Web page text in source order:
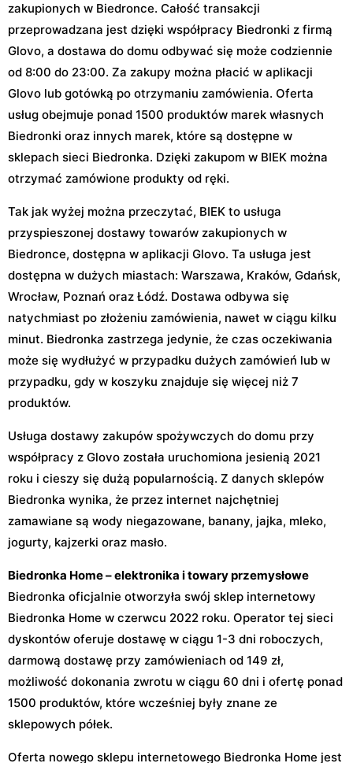
zakupionych w Biedronce. Całość transakcji
przeprowadzana jest dzięki współpracy Biedronki z firmą
Glovo, a dostawa do domu odbywać się może codziennie
od 8:00 do 23:00. Za zakupy można płacić w aplikacji
Glovo lub gotówką po otrzymaniu zamówienia. Oferta
usług obejmuje ponad 1500 produktów marek własnych
Biedronki oraz innych marek, które są dostępne w
sklepach sieci Biedronka. Dzięki zakupom w BIEK można
otrzymać zamówione produkty od ręki.
Tak jak wyżej można przeczytać, BIEK to usługa
przyspieszonej dostawy towarów zakupionych w
Biedronce, dostępna w aplikacji Glovo. Ta usługa jest
dostępna w dużych miastach: Warszawa, Kraków, Gdańsk,
Wrocław, Poznań oraz Łódź. Dostawa odbywa się
natychmiast po złożeniu zamówienia, nawet w ciągu kilku
minut. Biedronka zastrzega jedynie, że czas oczekiwania
może się wydłużyć w przypadku dużych zamówień lub w
przypadku, gdy w koszyku znajduje się więcej niż 7
produktów.
Usługa dostawy zakupów spożywczych do domu przy
współpracy z Glovo została uruchomiona jesienią 2021
roku i cieszy się dużą popularnością. Z danych sklepów
Biedronka wynika, że przez internet najchętniej
zamawiane są wody niegazowane, banany, jajka, mleko,
jogurty, kajzerki oraz masło.
Biedronka Home – elektronika i towary przemysłowe
Biedronka oficjalnie otworzyła swój sklep internetowy
Biedronka Home w czerwcu 2022 roku. Operator tej sieci
dyskontów oferuje dostawę w ciągu 1-3 dni roboczych,
darmową dostawę przy zamówieniach od 149 zł,
możliwość dokonania zwrotu w ciągu 60 dni i ofertę ponad
1500 produktów, które wcześniej były znane ze
sklepowych półek.
Oferta nowego sklepu internetowego Biedronka Home jest